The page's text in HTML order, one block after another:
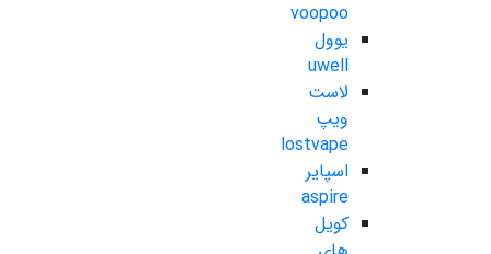
voopoo
یوول
uwell
لاست
ویپ
lostvape
اسپایر
aspire
کویل